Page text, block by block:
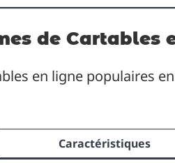
de Cartables
en ligne populaires
Caractéristiques